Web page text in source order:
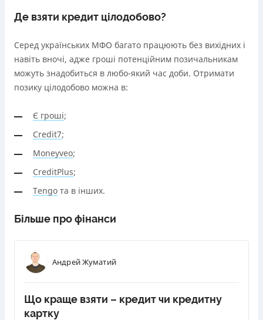
Де взяти кредит цілодобово?
Серед українських МФО багато працюють без вихідних і
навіть вночі, адже гроші потенційним позичальникам
можуть знадобиться в любо-який час доби. Отримати
позику цілодобово можна в:
Є гроші;
Credit7;
Moneyveo;
CreditPlus;
Tengo та в інших.
Більше про фінанси
Андрей Жуматий
Що краще взяти – кредит чи кредитну
картку